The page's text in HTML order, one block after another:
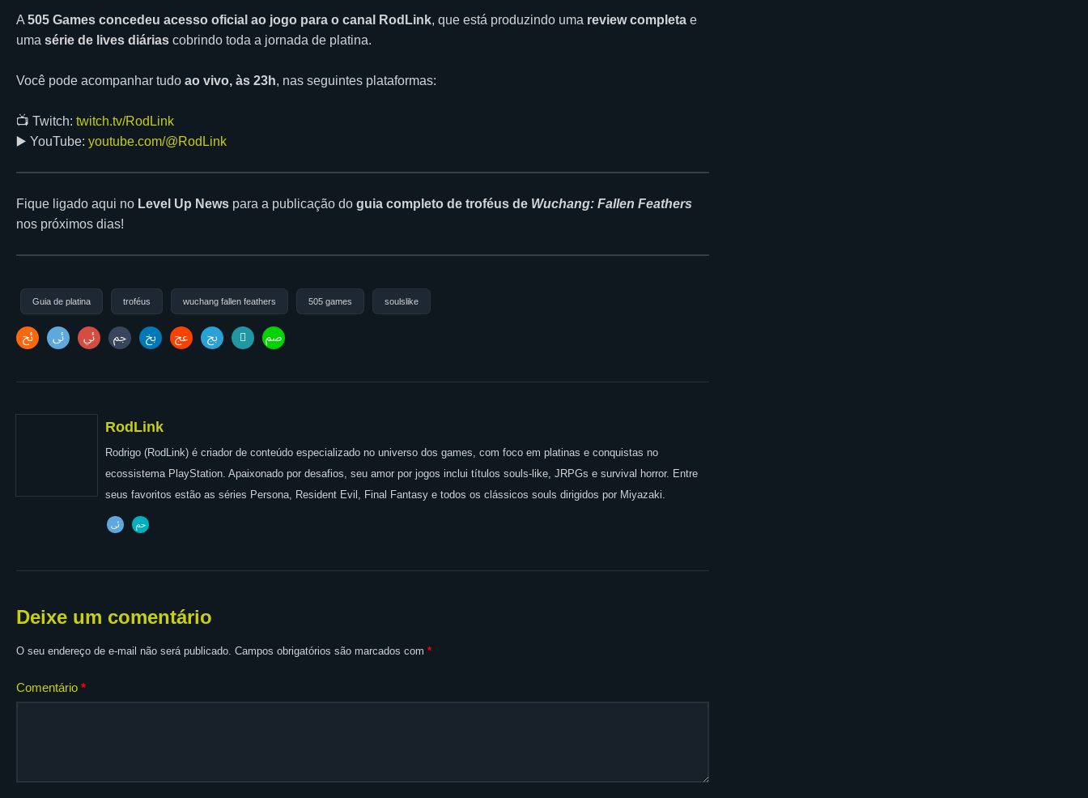
A 505 Games concedeu acesso oficial ao jogo para o canal RodLink, que está produzindo uma review completa e
uma série de lives diárias cobrindo toda a jornada de platina.
Você pode acompanhar tudo ao vivo, às 23h, nas seguintes plataformas:
📺 Twitch: twitch.tv/RodLink
▶️ YouTube: youtube.com/@RodLink
Fique ligado aqui no Level Up News para a publicação do guia completo de troféus de Wuchang: Fallen Feathers
nos próximos dias!
Guia de platina troféus wuchang fallen feathers 505 games soulslike
RodLink
Rodrigo (RodLink) é criador de conteúdo especializado no universo dos games, com foco em platinas e conquistas no
ecossistema PlayStation. Apaixonado por desafios, seu amor por jogos inclui títulos souls-like, JRPGs e survival horror. Entre
seus favoritos estão as séries Persona, Resident Evil, Final Fantasy e todos os clássicos souls dirigidos por Miyazaki.
Deixe um comentário
O seu endereço de e-mail não será publicado. Campos obrigatórios são marcados com *
Comentário *